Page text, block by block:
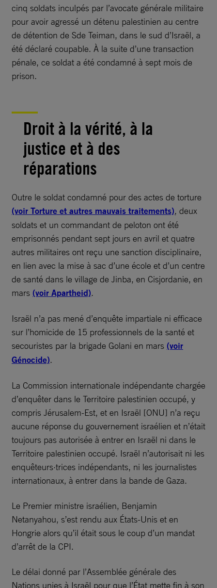
cinq soldats inculpés par l’avocate générale militaire
pour avoir agressé un détenu palestinien au centre
de détention de Sde Teiman, dans le sud d’Israël, a
été déclaré coupable. À la suite d’une transaction
pénale, ce soldat a été condamné à sept mois de
prison.
Droit à la vérité, à la
justice et à des
réparations
Outre le soldat condamné pour des actes de torture
(voir Torture et autres mauvais traitements), deux
soldats et un commandant de peloton ont été
emprisonnés pendant sept jours en avril et quatre
autres militaires ont reçu une sanction disciplinaire,
en lien avec la mise à sac d’une école et d’un centre
de santé dans le village de Jinba, en Cisjordanie, en
mars (voir Apartheid).
Israël n’a pas mené d’enquête impartiale ni efficace
sur l’homicide de 15 professionnels de la santé et
secouristes par la brigade Golani en mars (voir
Génocide).
La Commission internationale indépendante chargée
d’enquêter dans le Territoire palestinien occupé, y
compris Jérusalem-Est, et en Israël [ONU] n’a reçu
aucune réponse du gouvernement israélien et n’était
toujours pas autorisée à entrer en Israël ni dans le
Territoire palestinien occupé. Israël n’autorisait ni les
enquêteurs·trices indépendants, ni les journalistes
internationaux, à entrer dans la bande de Gaza.
Le Premier ministre israélien, Benjamin
Netanyahou, s’est rendu aux États-Unis et en
Hongrie alors qu’il était sous le coup d’un mandat
d’arrêt de la CPI.
Le délai donné par l’Assemblée générale des
Nations unies à Israël pour que l’État mette fin à son